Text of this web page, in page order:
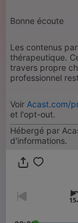
Bonne écoute
Les contenus
thérapeutique.
travers propre
professionnel
Voir Acast.com/
et l'opt-out.
Hébergé par
d'informations.